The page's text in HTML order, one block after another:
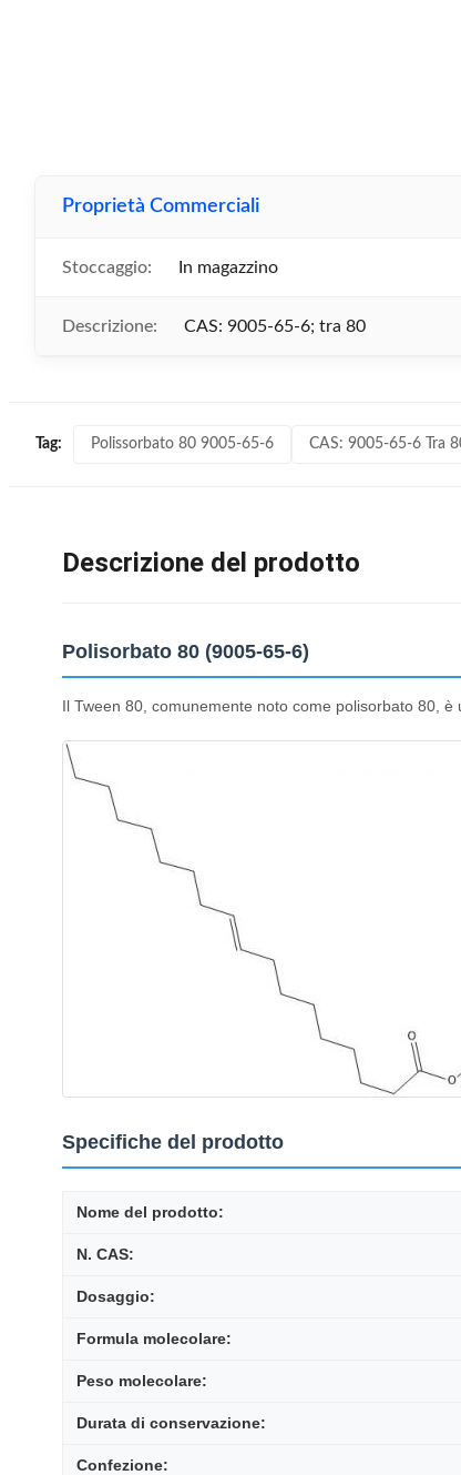
Proprietà Commerciali
Stoccaggio: In magazzino
Descrizione: CAS: 9005-65-6; tra 80
Tag: Polissorbato 80 9005-65-6 CAS: 9005-65-6 Tra
Descrizione del prodotto
Polisorbato 80 (9005-65-6)
Il Tween 80, comunemente noto come polisorbato 80,
Specifiche del prodotto
Nome del prodotto:
N. CAS:
Dosaggio:
Formula molecolare:
Peso molecolare:
Durata di conservazione:
Confezione: